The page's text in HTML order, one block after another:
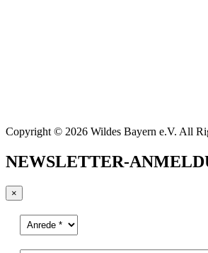
Copyright © 2026 Wildes Bayern e.V. All
NEWSLETTER-
×